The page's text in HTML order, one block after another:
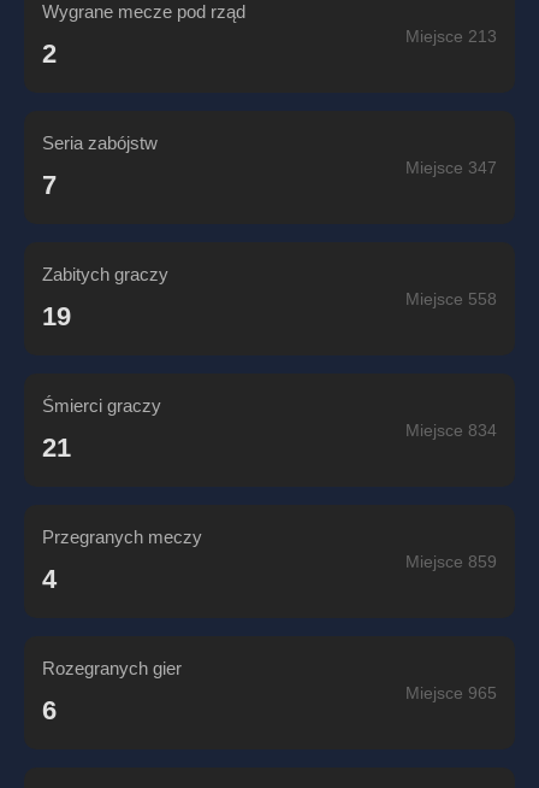
Wygrane mecze pod rząd
2
Miejsce 213
Seria zabójstw
7
Miejsce 347
Zabitych graczy
19
Miejsce 558
Śmierci graczy
21
Miejsce 834
Przegranych meczy
4
Miejsce 859
Rozegranych gier
6
Miejsce 965